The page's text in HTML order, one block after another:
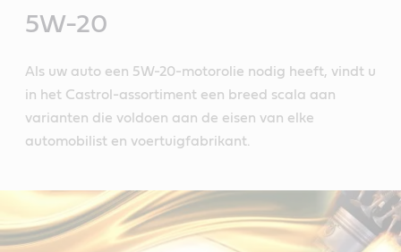
5W-20
Als uw auto een 5W-20-motorolie nodig heeft, vindt u
in het Castrol-assortiment een breed scala aan
varianten die voldoen aan de eisen van elke
automobilist en voertuigfabrikant.